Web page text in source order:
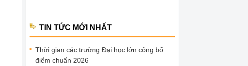
TIN TỨC MỚI NHẤT
Thời gian các trường Đại học lớn công bố
điểm chuẩn 2026